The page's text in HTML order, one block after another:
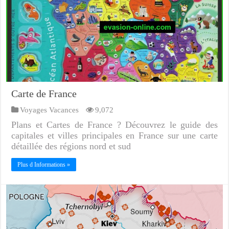
Carte de France
Voyages Vacances 9,072
Plans et Cartes de France ? Découvrez le guide des
capitales et villes principales en France sur une carte
détaillée des régions nord et sud
Plus d Informations »